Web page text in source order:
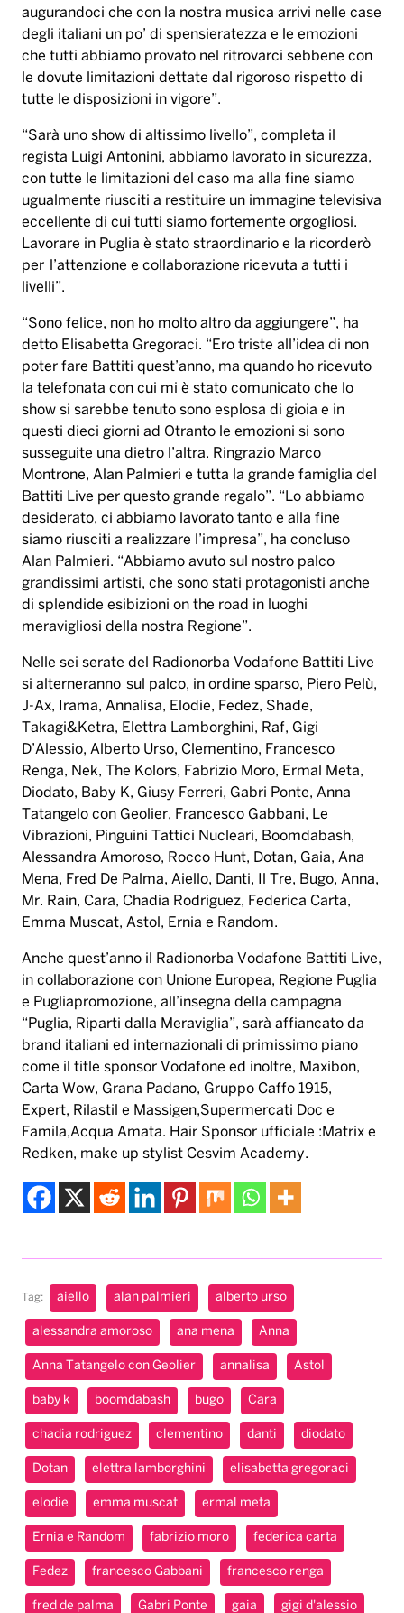
augurandoci che con la nostra musica arrivi nelle case
degli italiani un po’ di spensieratezza e le emozioni
che tutti abbiamo provato nel ritrovarci sebbene con
le dovute limitazioni dettate dal rigoroso rispetto di
tutte le disposizioni in vigore”.
“Sarà uno show di altissimo livello”, completa il
regista Luigi Antonini, abbiamo lavorato in sicurezza,
con tutte le limitazioni del caso ma alla fine siamo
ugualmente riusciti a restituire un immagine televisiva
eccellente di cui tutti siamo fortemente orgogliosi.
Lavorare in Puglia è stato straordinario e la ricorderò
per l ’attenzione e collaborazione ricevuta a tutti i
livelli”.
“Sono felice, non ho molto altro da aggiungere”, ha
detto Elisabetta Gregoraci. “ Ero triste all ’idea di non
poter fare Battiti quest’anno, ma quando ho ricevuto
la telefonata con cui mi è stato comunicato che lo
show si sarebbe tenuto sono esplosa di gioia e in
questi dieci giorni ad Otranto le emozioni si sono
susseguite una dietro l ’altra. Ringrazio Marco
Montrone, Alan Palmieri e tutta la grande famiglia del
Battiti Live per questo grande regalo”. “ Lo abbiamo
desiderato, ci abbiamo lavorato tanto e alla fine
siamo riusciti a realizzare l ’impresa”, ha concluso
Alan Palmieri. “Abbiamo avuto sul nostro palco
grandissimi artisti, che sono stati protagonisti anche
di splendide esibizioni on the road in luoghi
meravigliosi della nostra Regione”.
Nelle sei serate del Radionorba Vodafone Battiti Live
si alterneranno sul palco, in ordine sparso, Piero Pel ù,
J-Ax, Irama, Annalisa, Elodie, Fedez, Shade,
Takagi&Ketra, Elettra Lamborghini, Raf, Gigi
D’Alessio, Alberto Urso, Clementino, Francesco
Renga, Nek, The Kolors, Fabrizio Moro, Ermal Meta,
Diodato, Baby K, Giusy Ferreri, Gabri Ponte, Anna
Tatangelo con Geolier, Francesco Gabbani, Le
Vibrazioni, Pinguini Tattici Nucleari, Boomdabash,
Alessandra Amoroso, Rocco Hunt, Dotan, Gaia, Ana
Mena, Fred De Palma, Aiello, Danti, Il Tre, Bugo, Anna,
Mr. Rain, Cara, Chadia Rodriguez, Federica Carta,
Emma Muscat, Astol, Ernia e Random.
Anche quest’anno il Radionorba Vodafone Battiti Live,
in collaborazione con Unione Europea, Regione Puglia
e Pugliapromozione, all ’insegna della campagna
“ Puglia, Riparti dalla Meraviglia”, sarà affiancato da
brand italiani ed internazionali di primissimo piano
come il title sponsor Vodafone ed inoltre, Maxibon,
Carta Wow, Grana Padano, Gruppo Caffo 1915,
Expert, Rilastil e Massigen,Supermercati Doc e
Famila,Acqua Amata. Hair Sponsor ufficiale :Matrix e
Redken, make up stylist Cesvim Academy.
Tag: aiello alan palmieri alberto urso
alessandra amoroso ana mena Anna
Anna Tatangelo con Geolier annalisa Astol
baby k boomdabash bugo Cara
chadia rodriguez clementino danti diodato
Dotan elettra lamborghini elisabetta gregoraci
elodie emma muscat ermal meta
Ernia e Random fabrizio moro federica carta
Fedez francesco Gabbani francesco renga
fred de palma Gabri Ponte gaia gigi d'alessio